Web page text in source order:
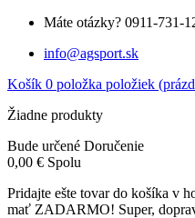
Máte otázky? 0911-731-
info@agsport.sk
Košík 0 položka položiek
Žiadne produkty
Bude určené Doručenie
0,00 € Spolu
Pridajte ešte tovar do košíka v
mať ZADARMO! Super,